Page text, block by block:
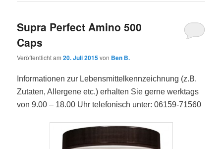
Supra Perfect Amino 500
Caps
Veröffentlicht am20. Juli 2015von Ben B.
Informationen zur Lebensmittelkennzeichnung (z.B.
Zutaten, Allergene etc.) erhalten Sie gerne werktags
von 9.00 – 18.00 Uhr telefonisch unter: 06159-71560